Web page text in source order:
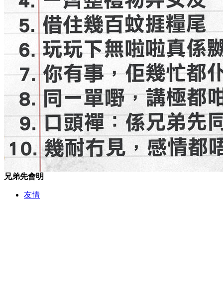
兄弟先會明
友情